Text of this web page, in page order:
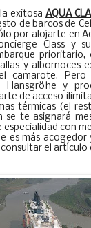
exitosa AQUA
de barcos de
por alojarte en
Class y
prioritario,
y albornoces
camarote.
y
de acceso
térmicas (el
se te asignará
con
es más
el artículo